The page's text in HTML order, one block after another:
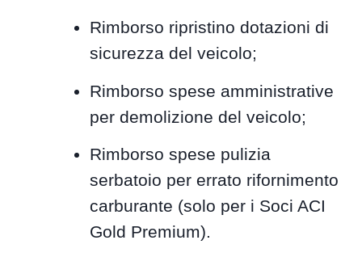
Rimborso ripristino dotazioni di
sicurezza del veicolo;
Rimborso spese amministrative
per demolizione del veicolo;
Rimborso spese pulizia
serbatoio per errato rifornimento
carburante (solo per i Soci ACI
Gold Premium).